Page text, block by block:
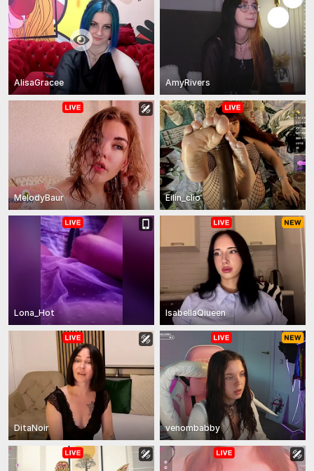
AlisaGracee AmyRivers
MelodyBaur Eilin_clio
Lona_Hot IsabellaQiueen
DitaNoir venombabby